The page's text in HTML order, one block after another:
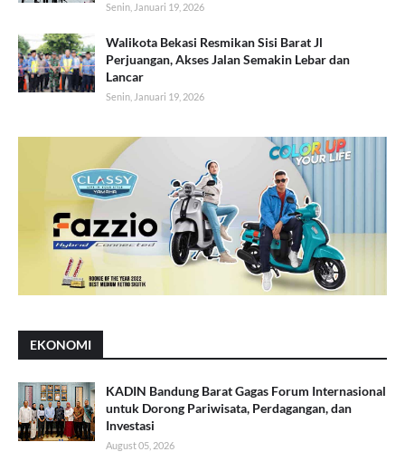
Senin, Januari 19, 2026
Walikota Bekasi Resmikan Sisi Barat Jl
Perjuangan, Akses Jalan Semakin Lebar dan
Lancar
Senin, Januari 19, 2026
EKONOMI
KADIN Bandung Barat Gagas Forum Internasional
untuk Dorong Pariwisata, Perdagangan, dan
Investasi
August 05, 2026